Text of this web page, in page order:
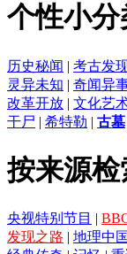
个性小分
历史秘闻 | 考古发
灵异未知 | 奇闻异
改革开放 | 文化艺
干尸 | 希特勒 | 古墓
按来源检
央视特别节目 |
发现之路 | 地理中国